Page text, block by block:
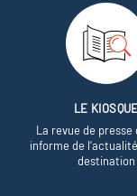
LE
La revue de presse
informe de
destination